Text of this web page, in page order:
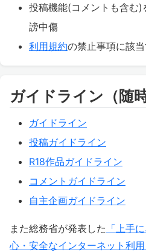
投稿機能(コメントも含む
謗中傷
利用規約の禁止事項に該
ガイドライン（随時
ガイドライン
投稿ガイドライン
R18作品ガイドライン
コメントガイドライン
自主企画ガイドライン
また総務省が発表した 「上手
心・安全なインターネット利用